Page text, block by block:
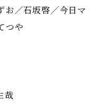
お／石坂啓／今日マ
つや
哉